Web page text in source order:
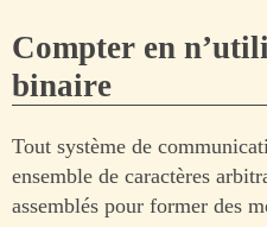
Compter en
binaire
Tout système de
ensemble de caractères
assemblés pour former des